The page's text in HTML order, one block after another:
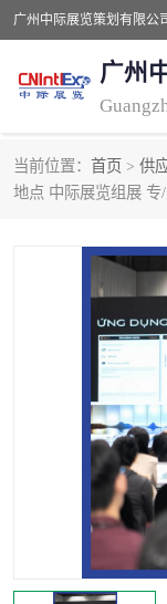
广州
当前位置： 首页 > 供
地点 中际展览组展 专
2025年国外照明
照明展
2025年国外广告